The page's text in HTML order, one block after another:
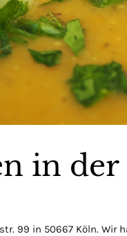
in der
99 in 50667 Köln. Wir